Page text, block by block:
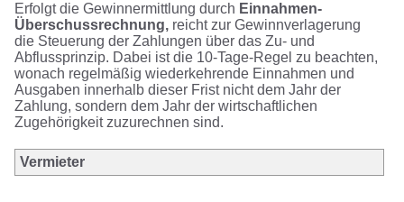
Erfolgt die Gewinnermittlung durch Einnahmen-
Überschussrechnung,reicht zur Gewinnverlagerung
die Steuerung der Zahlungen über das Zu- und
Abflussprinzip. Dabei ist die 10-Tage-Regel zu beachten,
wonach regelmäßig wiederkehrende Einnahmen und
Ausgaben innerhalb dieser Frist nicht dem Jahr der
Zahlung, sondern dem Jahr der wirtschaftlichen
Zugehörigkeit zuzurechnen sind.
Vermieter